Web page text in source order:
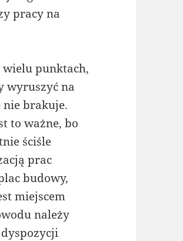
pracy na
punktach,
wyruszyć na
nie brakuje.
to ważne, bo
ściśle
prac
budowy,
miejscem
należy